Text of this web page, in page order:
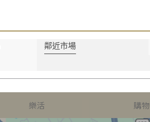
鄰近市場
樂活 購物